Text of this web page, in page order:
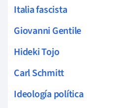
Italia fascista
Giovanni Gentile
Hideki Tojo
Carl Schmitt
Ideología política